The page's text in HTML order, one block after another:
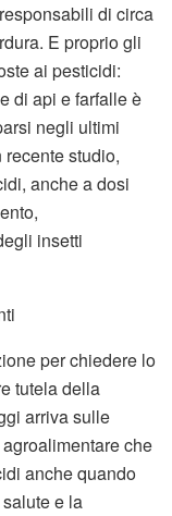
di circa
E proprio gli
ai pesticidi:
di api e farfalle è
negli ultimi
studio,
anche a dosi
insetti
per chiedere lo
tutela della
arriva sulle
che
anche quando
e la